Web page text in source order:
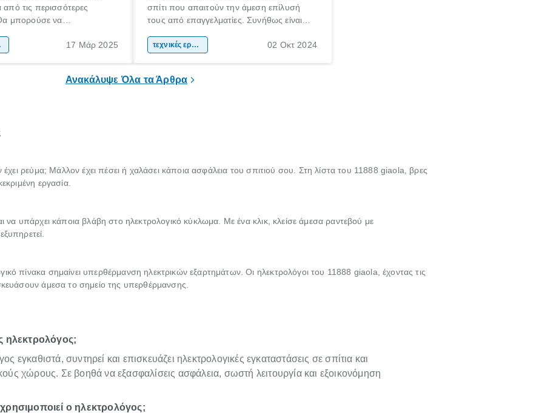
τις περισσότερες
Θα μπορούσε να
αλλά σίγουρα είναι η
17 Μάρ 2025
σπίτι που απαιτούν την άμεση επίλυσή
τους από επαγγελματίες. Συνήθως είναι
να τις επιδιορθώσεις μόνος σου, τις
έναν πιστοποιημένο τεχνικό.
τεχνικές εργασίες 02 Οκτ 2024
Ανακάλυψε Όλα τα Άρθρα
έχει ρεύμα; Μάλλον έχει πέσει ή χαλάσει κάποια ασφάλεια του σπιτιού σου. Στη λίστα του 11888 giaola, βρες
εργασία.
να υπάρχει κάποια βλάβη στο ηλεκτρολογικό κύκλωμα. Με ένα κλικ, κλείσε άμεσα ραντεβού με
πίνακα σημαίνει υπερθέρμανση ηλεκτρικών εξαρτημάτων. Οι ηλεκτρολόγοι του 11888 giaola, έχοντας τις
άμεσα το σημείο της υπερθέρμανσης.
ηλεκτρολόγος;
εγκαθιστά, συντηρεί και επισκευάζει ηλεκτρολογικές εγκαταστάσεις σε σπίτια και
χώρους. Σε βοηθά να εξασφαλίσεις ασφάλεια, σωστή λειτουργία και εξοικονόμηση
χρησιμοποιεί ο ηλεκτρολόγος;